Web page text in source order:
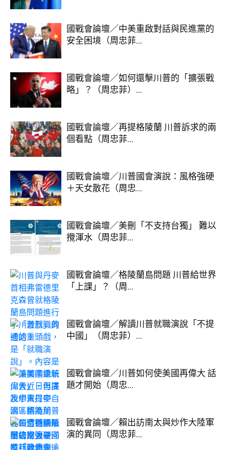
國戰會論壇／中美重啟對話與民進黨的
安全困境（周忠菲...
國戰會論壇／如何還擊川普的「擴張戰
略」？（周忠菲）...
國戰會論壇／再提格陵蘭 川普訴求的兩
個看點（周忠菲...
國戰會論壇／川普國會演說：風格強硬
＋天女散花（周忠...
國戰會論壇／美刪「不支持台獨」 難以
攪渾水（周忠菲...
國戰會論壇／格陵蘭島問題 川普給世界
「上課」？（周...
國戰會論壇／解讀川普就職演說「不提
中國」（周忠菲）...
國戰會論壇／川普如何使美國再偉大 話
題才開始（周忠...
國戰會論壇／賴出訪南太與炒作大陸軍
演的異同（周忠菲...